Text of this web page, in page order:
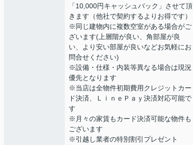
「10,000円キャッシュバック」させて頂
きます（他社で契約するよりお得です）
※同じ建物内に複数空室がある場合がご
ざいます(上層階が良い、角部屋が良
い、より安い部屋が良いなどお気軽にお
問合せください)
※設備・仕様・内装等異なる場合は現況
優先となります
※当店は全物件初期費用クレジットカー
ド決済、ＬｉｎｅＰａｙ決済対応可能で
す
※月々の家賃もカード決済可能な物件も
ございます
※引越し業者の特別割引プレゼント